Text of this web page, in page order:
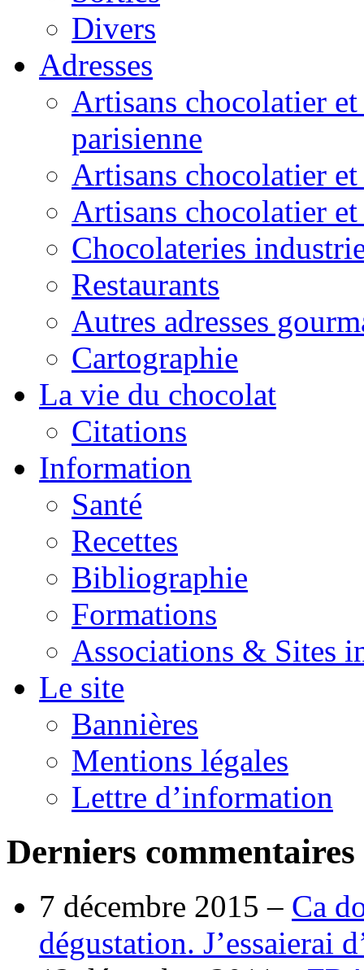
Divers
Adresses
Artisans chocolatier
parisienne
Artisans chocolatier
Artisans chocolatier
Chocolateries
Restaurants
Autres adresses
Cartographie
La vie du chocolat
Citations
Information
Santé
Recettes
Bibliographie
Formations
Associations & Sites
Le site
Bannières
Mentions légales
Lettre d’information
Derniers commentaires
7 décembre 2015 – Ca
dégustation. J’essaierai